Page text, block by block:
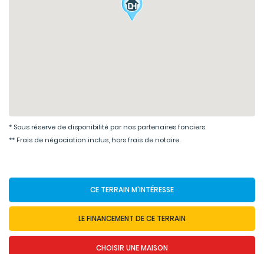
* Sous réserve de disponibilité par nos partenaires fonciers.
** Frais de négociation inclus, hors frais de notaire.
CE TERRAIN M'INTÉRESSE
LE FINANCEMENT DE CE TERRAIN
CHOISIR UNE MAISON